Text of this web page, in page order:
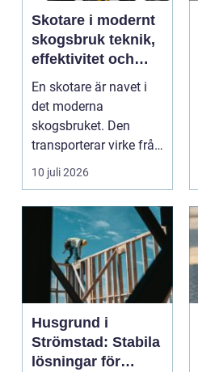
Skotare i modernt
skogsbruk teknik,
effektivitet och
hållbarhet
En skotare är navet i
det moderna
skogsbruket. Den
transporterar virke från
avverkningsplatsen till
10 juli 2026
Husgrund i
Strömstad: Stabila
lösningar för